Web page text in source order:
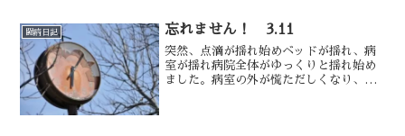
闘病日記 忘れません！ 3.11
突然、点滴が揺れ始めベッドが揺れ、病
室が揺れ病院全体がゆっくりと揺れ始め
ました。病室の外が慌ただしくなり、ぼ